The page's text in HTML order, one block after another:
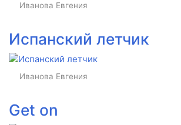
Иванова Евгения
Испанский летчик
Иванова Евгения
Get on